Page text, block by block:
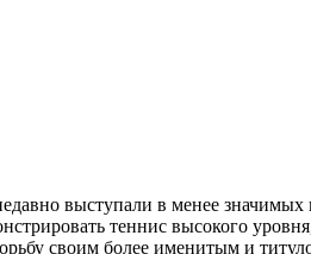
выступали в менее
теннис высокого
своим более именитым и